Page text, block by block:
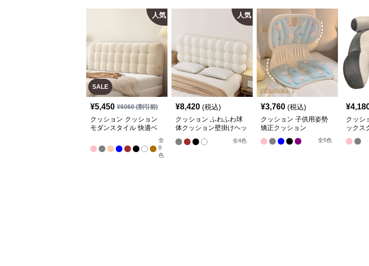
SALE
人気
¥5,450 ¥6060(割引前)
クッション クッション
モダンスタイル 快適ベ
全
8
色
人気
¥8,420 (税込)
クッション ふわふわ球
体クッション壁掛けヘッ
全4色
¥3,760 (税込)
クッション 子供用姿勢
矯正クッション
全5色
¥
クッシ
ックス